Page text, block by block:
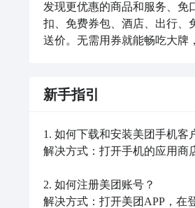
发现更优惠的商品和服务、免
扣、免费券包、酒店、出行、
送价。无需用券就能畅吃大牌
新手指引
1. 如何下载和安装美团手机客
解决方式：打开手机的应用商
2. 如何注册美团账号？
解决方式：打开美团APP，在